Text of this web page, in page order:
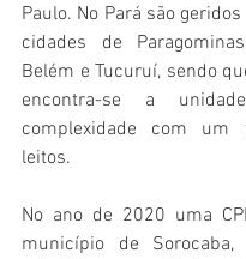
Paulo. No Pará são
cidades de
Belém e Tucuruí, sendo
encontra-se a
complexidade com
leitos.
No ano de 2020 uma
município de